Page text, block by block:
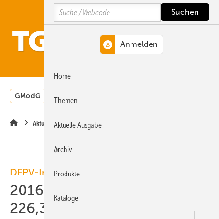
Hauptinhalt
Hauptmenü
SiteSearch
GModG Wärmepumpe
Aktuelle Meldung
DEPV-Index
2016-10: Holzpellets kosten
226,37 Euro/t
Search
Home
Themen
Aktuelle Ausgabe
Archiv
Produkte
Kataloge